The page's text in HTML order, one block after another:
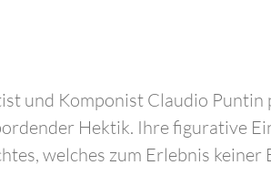
und Komponist Claudio
Hektik. Ihre figurative
welches zum Erlebnis keiner